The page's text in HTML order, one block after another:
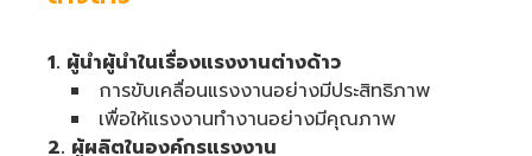
1. ผู้นำผู้นำในเรื่องแรงงานต่างด้าว
การขับเคลื่อนแรงงานอย่างมีประสิทธิภาพ
เพื่อให้แรงงานทำงานอย่างมีคุณภาพ
2. ผู้ผลิตในองค์กรแรงงาน